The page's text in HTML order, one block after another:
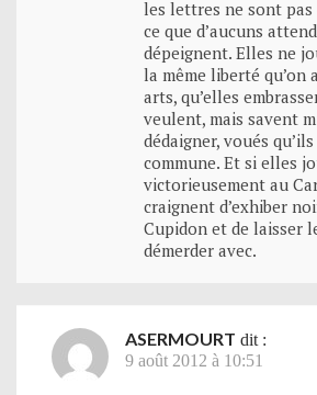
les lettres ne sont pas
ce que d’aucuns
dépeignent. Elles ne
la même liberté qu’on
arts, qu’elles
veulent, mais savent
dédaigner, voués
commune. Et si elles
victorieusement au
craignent d’exhiber
Cupidon et de laisser
démerder avec.
ASERMOURT dit :
9 août 2012 à 10:51